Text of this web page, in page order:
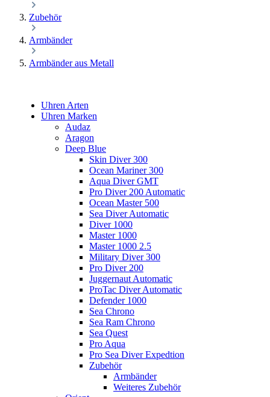
Zubehör
Armbänder
Armbänder aus Metall
Uhren Arten
Uhren Marken
Audaz
Aragon
Deep Blue
Skin Diver 300
Ocean Mariner 300
Aqua Diver GMT
Pro Diver 200 Automatic
Ocean Master 500
Sea Diver Automatic
Diver 1000
Master 1000
Master 1000 2.5
Military Diver 300
Pro Diver 200
Juggernaut Automatic
ProTac Diver Automatic
Defender 1000
Sea Chrono
Sea Ram Chrono
Sea Quest
Pro Aqua
Pro Sea Diver Expedtion
Zubehör
Armbänder
Weiteres Zubehör